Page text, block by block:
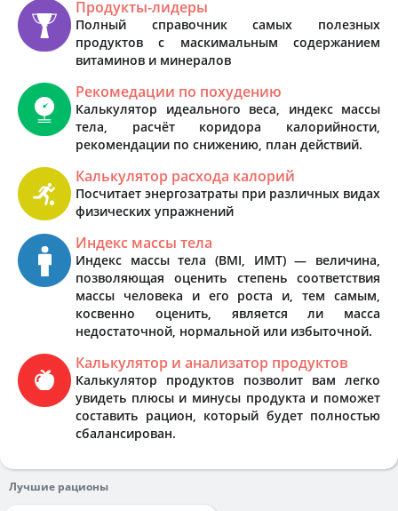
Продукты-лидеры
Полный справочник самых полезных
продуктов с маскимальным содержанием
витаминов и минералов
Рекомедации по похудению
Калькулятор идеального веса, индекс массы
тела, расчёт коридора калорийности,
рекомендации по снижению, план действий.
Калькулятор расхода калорий
Посчитает энергозатраты при различных видах
физических упражнений
Индекс массы тела
Индекс массы тела (BMI, ИМТ) — величина,
позволяющая оценить степень соответствия
массы человека и его роста и, тем самым,
косвенно оценить, является ли масса
недостаточной, нормальной или избыточной.
Калькулятор и анализатор продуктов
Калькулятор продуктов позволит вам легко
увидеть плюсы и минусы продукта и поможет
составить рацион, который будет полностью
сбалансирован.
Лучшие рационы